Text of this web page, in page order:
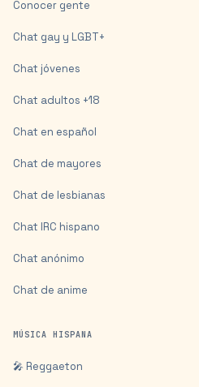
Conocer gente
Chat gay y LGBT+
Chat jóvenes
Chat adultos +18
Chat en español
Chat de mayores
Chat de lesbianas
Chat IRC hispano
Chat anónimo
Chat de anime
MÚSICA HISPANA
🎤 Reggaeton